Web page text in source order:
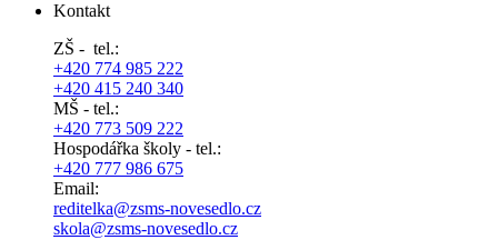
Kontakt
ZŠ - tel.:
+420 774 985 222
+420 415 240 340
MŠ - tel.:
+420 773 509 222
Hospodářka školy - tel.:
+420 777 986 675
Email:
reditelka@zsms-novesedlo.cz
skola@zsms-novesedlo.cz